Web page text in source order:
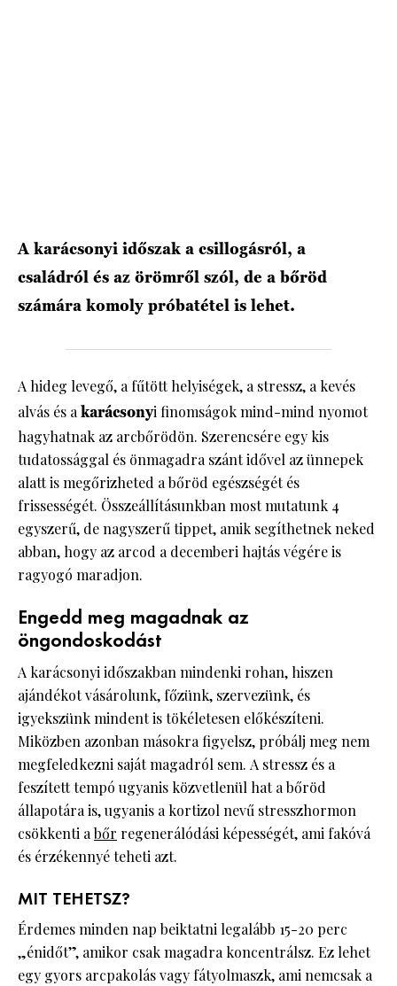
A karácsonyi időszak a csillogásról, a
családról és az örömről szól, de a bőröd
számára komoly próbatétel is lehet.
A hideg levegő, a fűtött helyiségek, a stressz, a kevés
alvás és akarácsonyi finomságok mind-mind nyomot
hagyhatnak az arcbőrödön. Szerencsére egy kis
tudatossággal és önmagadra szánt idővel az ünnepek
alatt is megőrizheted a bőröd egészségét és
frissességét. Összeállításunkban most mutatunk 4
egyszerű, de nagyszerű tippet, amik segíthetnek neked
abban, hogy az arcod a decemberi hajtás végére is
ragyogó maradjon.
Engedd meg magadnak az
öngondoskodást
A karácsonyi időszakban mindenki rohan, hiszen
ajándékot vásárolunk, főzünk, szervezünk, és
igyekszünk mindent is tökéletesen előkészíteni.
Miközben azonban másokra figyelsz, próbálj meg nem
megfeledkezni saját magadról sem. A stressz és a
feszített tempó ugyanis közvetlenül hat a bőröd
állapotára is, ugyanis a kortizol nevű stresszhormon
csökkenti abőr regenerálódási képességét, ami fakóvá
és érzékennyé teheti azt.
MIT TEHETSZ?
Érdemes minden nap beiktatni legalább 15-20 perc
„énidőt”, amikor csak magadra koncentrálsz. Ez lehet
egy gyors arcpakolás vagy fátyolmaszk, ami nemcsak a